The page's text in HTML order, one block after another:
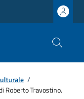
/
Roberto Travostino.